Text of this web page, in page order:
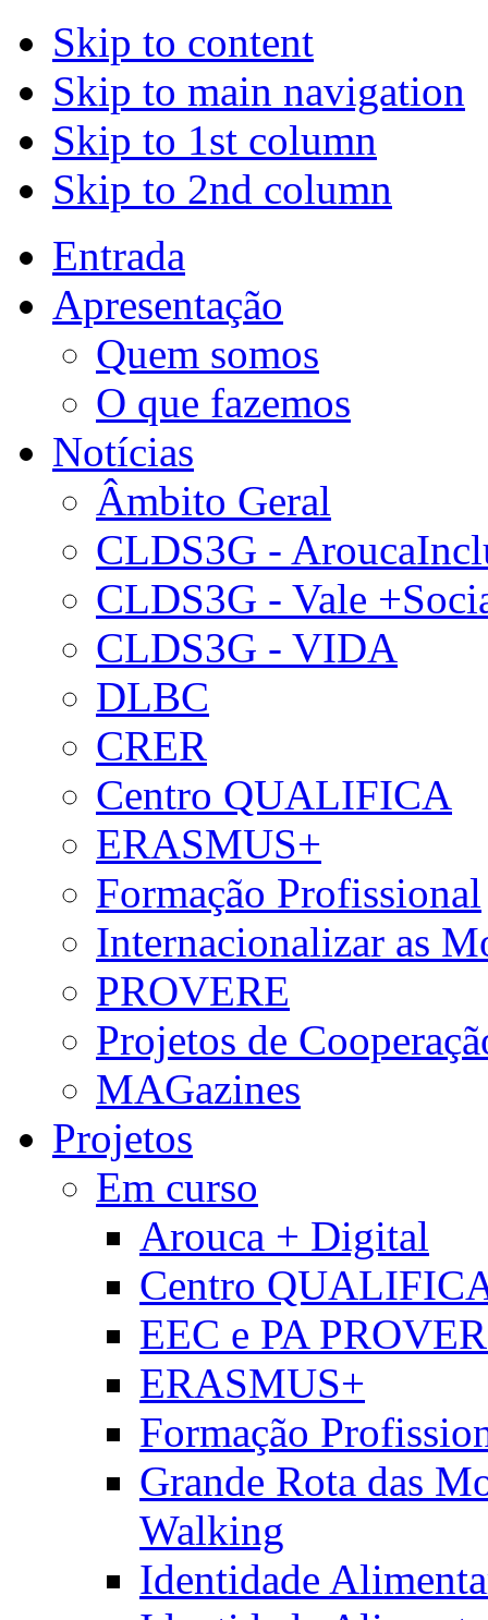
Skip to content
Skip to main navigation
Skip to 1st column
Skip to 2nd column
Entrada
Apresentação
Quem somos
O que fazemos
Notícias
Âmbito Geral
CLDS3G -
CLDS3G - Vale
CLDS3G - VIDA
DLBC
CRER
Centro QUALIFICA
ERASMUS+
Formação Profissional
Internacionalizar as
PROVERE
Projetos de
MAGazines
Projetos
Em curso
Arouca + Digital
Centro
EEC e PA
ERASMUS+
Formação
Grande Rota das
Walking
Identidade